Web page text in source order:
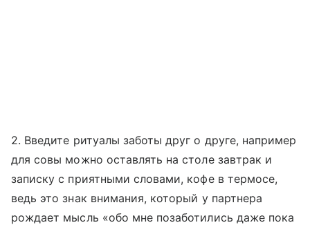
2. Введите ритуалы заботы друг о друге, например
для совы можно оставлять на столе завтрак и
записку с приятными словами, кофе в термосе,
ведь это знак внимания, который у партнера
рождает мысль «обо мне позаботились даже пока